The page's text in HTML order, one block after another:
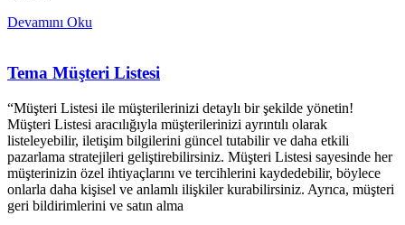
Devamını Oku
Tema Müşteri Listesi
“Müşteri Listesi ile müşterilerinizi detaylı bir şekilde yönetin!
Müşteri Listesi aracılığıyla müşterilerinizi ayrıntılı olarak
listeleyebilir, iletişim bilgilerini güncel tutabilir ve daha etkili
pazarlama stratejileri geliştirebilirsiniz. Müşteri Listesi sayesinde her
müşterinizin özel ihtiyaçlarını ve tercihlerini kaydedebilir, böylece
onlarla daha kişisel ve anlamlı ilişkiler kurabilirsiniz. Ayrıca, müşteri
geri bildirimlerini ve satın alma